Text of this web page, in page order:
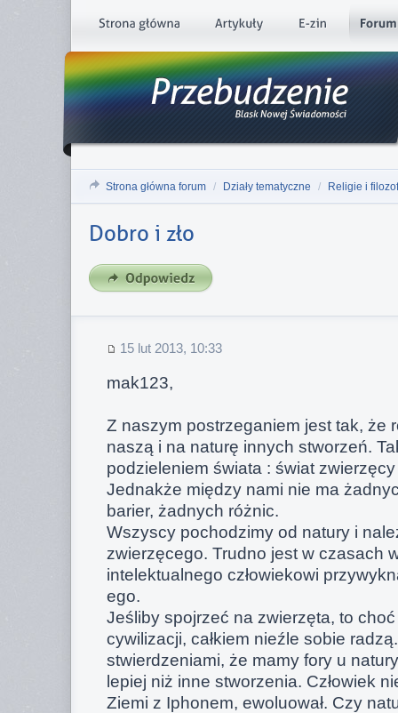
Strona główna forum / Działy tematyczne / Religie i
Dobro i zło
15 lut 2013, 10:33
mak123,
Z naszym postrzeganiem jest tak, że
naszą i na naturę innych stworzeń.
podzieleniem świata : świat zwierzęcy
Jednakże między nami nie ma
barier, żadnych różnic.
Wszyscy pochodzimy od natury i
zwierzęcego. Trudno jest w czasach
intelektualnego człowiekowi
ego.
Jeśliby spojrzeć na zwierzęta, to
cywilizacji, całkiem nieźle sobie
stwierdzeniami, że mamy fory u
lepiej niż inne stworzenia. Człowiek
Ziemi z Iphonem, ewoluował. Czy